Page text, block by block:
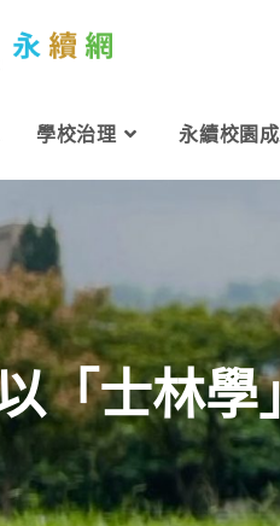
學校治理 永續校園
「士林